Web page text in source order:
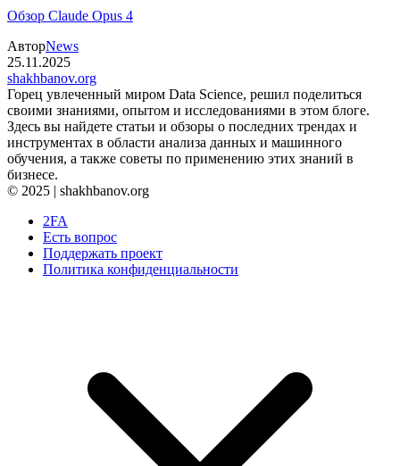
Обзор Claude Opus 4
АвторNews
25.11.2025
shakhbanov.org
Горец увлеченный миром Data Science, решил поделиться
своими знаниями, опытом и исследованиями в этом блоге.
Здесь вы найдете статьи и обзоры о последних трендах и
инструментах в области анализа данных и машинного
обучения, а также советы по применению этих знаний в
бизнесе.
© 2025 | shakhbanov.org
2FA
Есть вопрос
Поддержать проект
Политика конфиденциальности